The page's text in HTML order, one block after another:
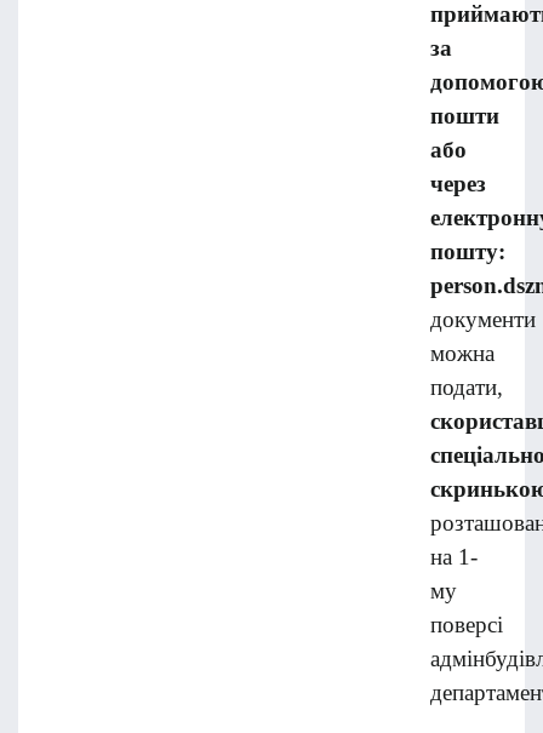
за
пошти
або
через
пошту:
person.
документи
можна
подати,
на 1-
му
поверсі